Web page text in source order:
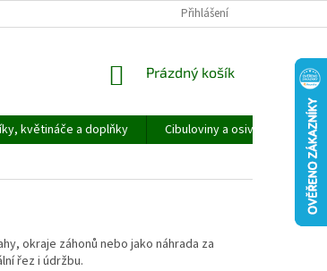
REKLAMACE REKLAMAČNÍ ŘÁD
Přihlášení
NÁKUPNÍ
Prázdný košík
květináče a doplňky Cibuloviny a osivo
okraje záhonů nebo jako náhrada za
řez i údržbu.